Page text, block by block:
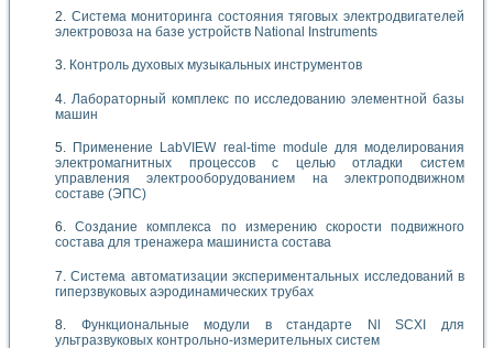
Система мониторинга состояния тяговых электродвигателей
электровоза на базе устройств National Instruments
Контроль духовых музыкальных инструментов
Лабораторный комплекс по исследованию элементной базы
машин
Применение LabVIEW real-time module для моделирования
электромагнитных процессов с целью отладки систем
управления электрооборудованием на электроподвижном
составе (ЭПС)
Создание комплекса по измерению скорости подвижного
состава для тренажера машиниста состава
Система автоматизации экспериментальных исследований в
гиперзвуковых аэродинамических трубах
Функциональные модули в стандарте Nl SCXI для
ультразвуковых контрольно-измерительных систем